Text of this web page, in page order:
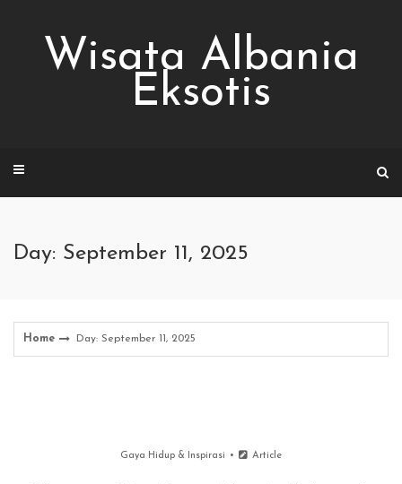
Wisata Albania
Eksotis
Day: September 11, 2025
Home Day: September 11, 2025
Gaya Hidup & Inspirasi Article